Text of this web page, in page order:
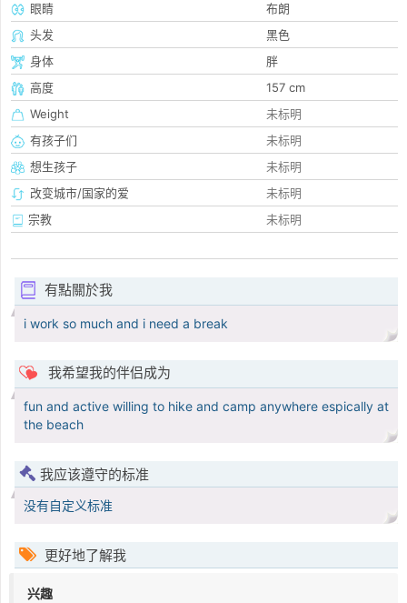
眼睛
布朗
头发
黑色
身体
胖
高度
157 cm
Weight
未标明
有孩子们
未标明
想生孩子
未标明
改变城市/国家的爱
未标明
宗教
未标明
有點關於我
i work so much and i need a break
我希望我的伴侣成为
fun and active willing to hike and camp anywhere espically at
the beach
我应该遵守的标准
没有自定义标准
更好地了解我
兴趣